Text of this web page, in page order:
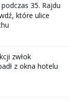
35. Rajdu
które ulice
zwłok
z okna hotelu